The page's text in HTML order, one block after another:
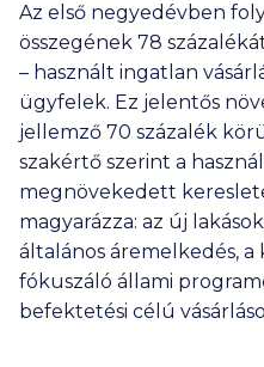
Az első negyedévben
összegének 78
– használt ingatlan
ügyfelek. Ez jelentős
jellemző 70 százalék
szakértő szerint a
megnövekedett
magyarázza: az új
általános áremelkedés,
fókuszáló állami
befektetési célú